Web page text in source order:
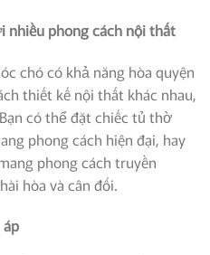
nhiều phong cách nội thất
chó có khả năng hòa quyện
thiết kế nội thất khác nhau,
có thể đặt chiếc tủ thờ
phong cách hiện đại, hay
phong cách truyền
hòa và cân đối.